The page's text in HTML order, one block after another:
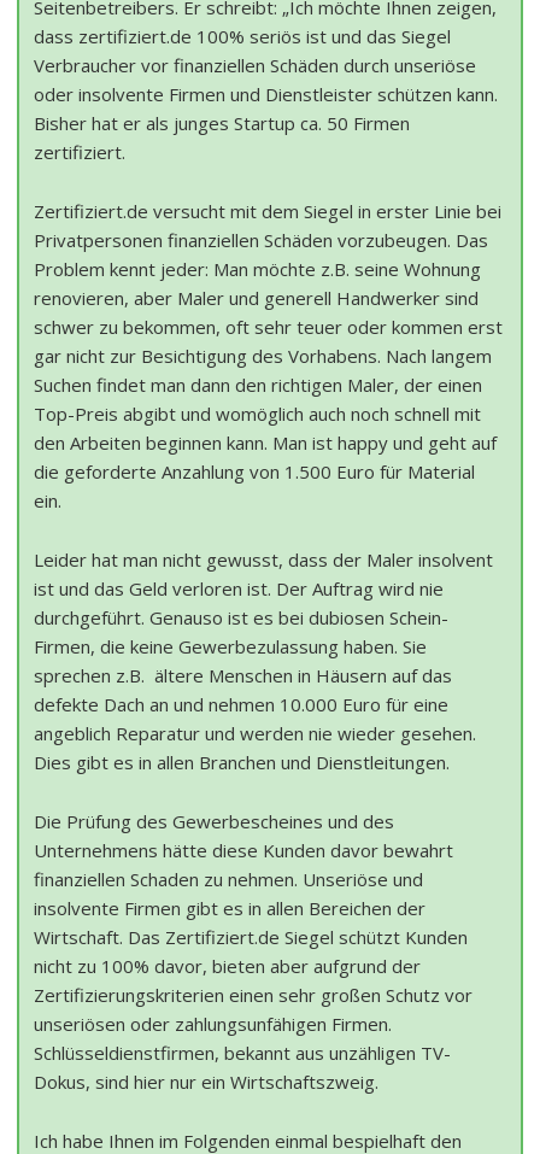
Seitenbetreibers. Er schreibt: „Ich möchte Ihnen zeigen,
dass zertifiziert.de 100% seriös ist und das Siegel
Verbraucher vor finanziellen Schäden durch unseriöse
oder insolvente Firmen und Dienstleister schützen kann.
Bisher hat er als junges Startup ca. 50 Firmen
zertifiziert.
Zertifiziert.de versucht mit dem Siegel in erster Linie bei
Privatpersonen finanziellen Schäden vorzubeugen. Das
Problem kennt jeder: Man möchte z.B. seine Wohnung
renovieren, aber Maler und generell Handwerker sind
schwer zu bekommen, oft sehr teuer oder kommen erst
gar nicht zur Besichtigung des Vorhabens. Nach langem
Suchen findet man dann den richtigen Maler, der einen
Top-Preis abgibt und womöglich auch noch schnell mit
den Arbeiten beginnen kann. Man ist happy und geht auf
die geforderte Anzahlung von 1.500 Euro für Material
ein.
Leider hat man nicht gewusst, dass der Maler insolvent
ist und das Geld verloren ist. Der Auftrag wird nie
durchgeführt. Genauso ist es bei dubiosen Schein-
Firmen, die keine Gewerbezulassung haben. Sie
sprechen z.B. ältere Menschen in Häusern auf das
defekte Dach an und nehmen 10.000 Euro für eine
angeblich Reparatur und werden nie wieder gesehen.
Dies gibt es in allen Branchen und Dienstleitungen.
Die Prüfung des Gewerbescheines und des
Unternehmens hätte diese Kunden davor bewahrt
finanziellen Schaden zu nehmen. Unseriöse und
insolvente Firmen gibt es in allen Bereichen der
Wirtschaft. Das Zertifiziert.de Siegel schützt Kunden
nicht zu 100% davor, bieten aber aufgrund der
Zertifizierungskriterien einen sehr großen Schutz vor
unseriösen oder zahlungsunfähigen Firmen.
Schlüsseldienstfirmen, bekannt aus unzähligen TV-
Dokus, sind hier nur ein Wirtschaftszweig.
Ich habe Ihnen im Folgenden einmal bespielhaft den